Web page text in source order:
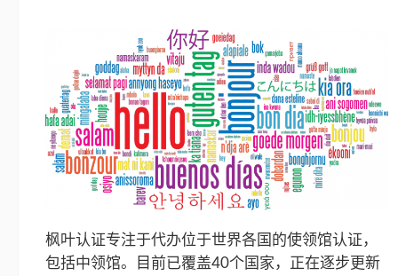
枫叶认证专注于代办位于世界各国的使领馆认证，
包括中领馆。目前已覆盖40个国家，正在逐步更新